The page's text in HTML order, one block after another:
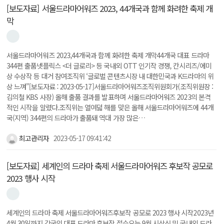
[보도자료] 서울드라마어워즈 2023, 44개국과 함께 화려한 축제 개
막
서울드라마어워즈 2023,44개국과 함께 화려한 축제 개막44개국 대표 드라마
344편 출품넷플릭스 <더 글로리> 등 국내외 OTT 인기작 경쟁, 칸시리즈/에미
상 수상작 등 대거 참여조직위 ‘글로벌 콘텐츠시장 내 대한민국과 K드라마의 위
상 느껴”[보도자료 : 2023-05-17]서울드라마어워즈조직위원회가(조직위원장 :
김의철 KBS 사장) 올해 출품 결과를 발표하며 서울드라마어워즈 2023의 본격
적인 시작을 알렸다.조직위는 열여덟 해를 맞은 올해 서울드라마어워즈에 44개
국(지역) 344편의 드라마가 출품돼 역대 가장 많은…
최고관리자 2023-05-17 09:41:42
[보도자료] 세계인의 드라마 축제 서울드라마어워즈 후보작 공모로
2023 행사 시작
세계인의 드라마 축제 서울드라마어워즈후보작 공모로 2023 행사 시작2023년